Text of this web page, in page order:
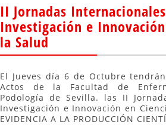
II Jornadas
Investigación e
la Salud
El Jueves día 6 de Octubre
Actos de la Facultad de
Podología de Sevilla. las II
Investigación e Innovación en
EVIDENCIA A LA PRODUCCIÓN